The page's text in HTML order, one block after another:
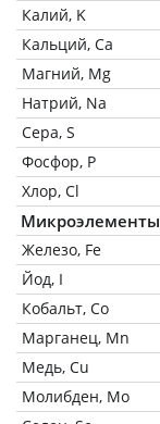
Калий, K
Кальций, Ca
Магний, Mg
Натрий, Na
Сера, S
Фосфор, P
Хлор, Cl
Микроэлементы
Железо, Fe
Йод, I
Кобальт, Co
Марганец, Mn
Медь, Cu
Молибден, Mo